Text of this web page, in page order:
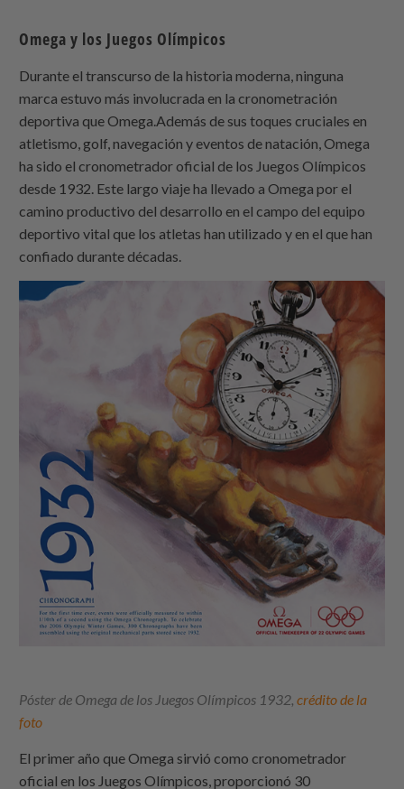
Omega y los Juegos Olímpicos
Durante el transcurso de la historia moderna, ninguna
marca estuvo más involucrada en la cronometración
deportiva que Omega.Además de sus toques cruciales en
atletismo, golf, navegación y eventos de natación, Omega
ha sido el cronometrador oficial de los Juegos Olímpicos
desde 1932. Este largo viaje ha llevado a Omega por el
camino productivo del desarrollo en el campo del equipo
deportivo vital que los atletas han utilizado y en el que han
confiado durante décadas.
Póster de Omega de los Juegos Olímpicos 1932, crédito de la
foto
El primer año que Omega sirvió como cronometrador
oficial en los Juegos Olímpicos, proporcionó 30